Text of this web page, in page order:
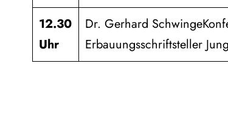
12.30
Uhr
Dr. Gerhard
Erbauungsschriftsteller